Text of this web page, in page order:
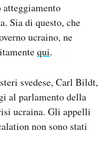
atteggiamento
Sia di questo, che
ucraino, ne
qui.
svedese, Carl Bildt,
al parlamento della
ucraina. Gli appelli
non sono stati